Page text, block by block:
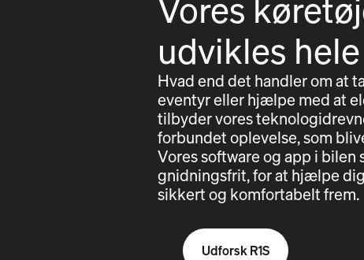
Vores
udvikles
Hvad end det handler om at
eventyr eller hjælpe med at
tilbyder vores
forbundet oplevelse, som
Vores software og app i bilen
gnidningsfrit, for at hjælpe
sikkert og komfortabelt frem.
Udforsk R1S